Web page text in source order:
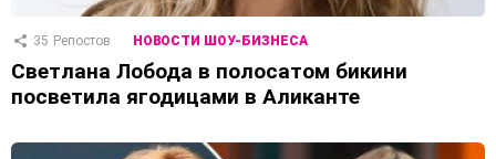
35 Репостов НОВОСТИ ШОУ-БИЗНЕСА
Светлана Лобода в полосатом бикини
посветила ягодицами в Аликанте